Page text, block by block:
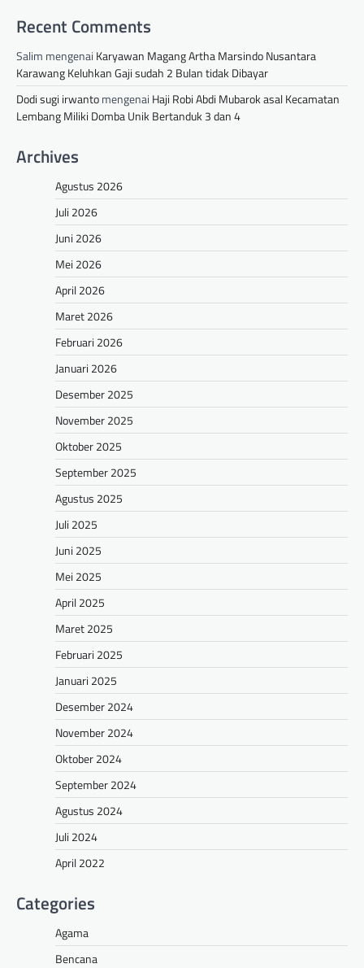
Recent Comments
Salim mengenai Karyawan Magang Artha Marsindo Nusantara
Karawang Keluhkan Gaji sudah 2 Bulan tidak Dibayar
Dodi sugi irwantomengenai Haji Robi Abdi Mubarok asal Kecamatan
Lembang Miliki Domba Unik Bertanduk 3 dan 4
Archives
Agustus 2026
Juli 2026
Juni 2026
Mei 2026
April 2026
Maret 2026
Februari 2026
Januari 2026
Desember 2025
November 2025
Oktober 2025
September 2025
Agustus 2025
Juli 2025
Juni 2025
Mei 2025
April 2025
Maret 2025
Februari 2025
Januari 2025
Desember 2024
November 2024
Oktober 2024
September 2024
Agustus 2024
Juli 2024
April 2022
Categories
Agama
Bencana